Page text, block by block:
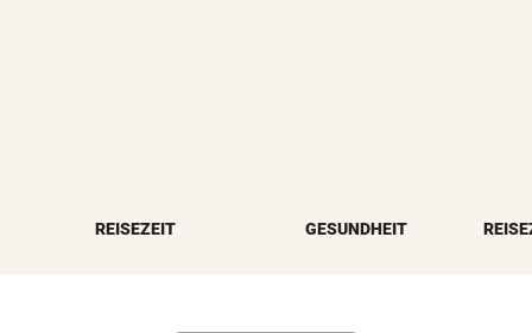
REISEZEIT GESUNDHEIT